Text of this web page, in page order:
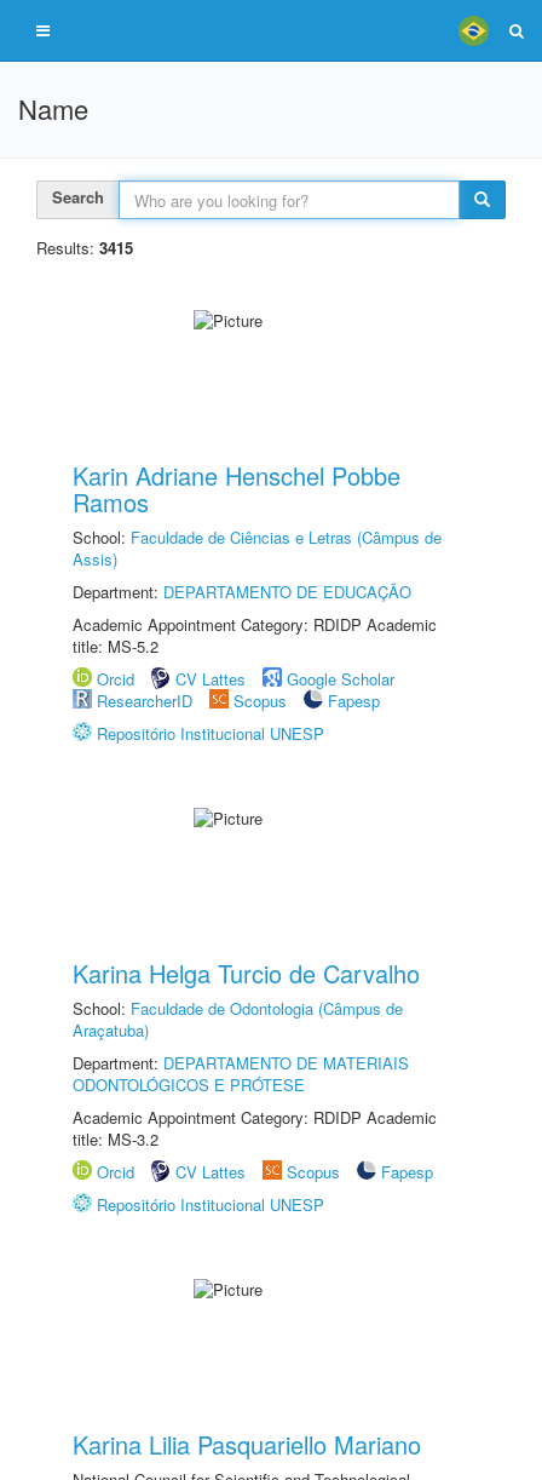
Name
Search
Results: 3415
Karin Adriane Henschel Pobbe
Ramos
School: Faculdade de Ciências e Letras (Câmpus de
Assis)
Department: DEPARTAMENTO DE EDUCAÇÃO
Academic Appointment Category: RDIDP Academic
title: MS-5.2
Orcid
CV Lattes
Google Scholar
ResearcherID
Scopus
Fapesp
Repositório Institucional UNESP
Karina Helga Turcio de Carvalho
School: Faculdade de Odontologia (Câmpus de
Araçatuba)
Department: DEPARTAMENTO DE MATERIAIS
ODONTOLÓGICOS E PRÓTESE
Academic Appointment Category: RDIDP Academic
title: MS-3.2
Orcid
CV Lattes Scopus
Fapesp
Repositório Institucional UNESP
Karina Lilia Pasquariello Mariano